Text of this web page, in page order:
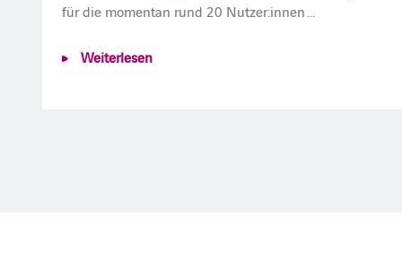
für die momentan rund 20 Nutzer:innen …
Weiterlesen